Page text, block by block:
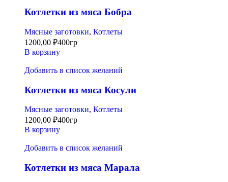
Котлетки из мяса Бобра
Мясные заготовки, Котлеты
1200,00 ₽400гр
В корзину
Добавить в список желаний
Котлетки из мяса Косули
Мясные заготовки, Котлеты
1200,00 ₽400гр
В корзину
Добавить в список желаний
Котлетки из мяса Марала